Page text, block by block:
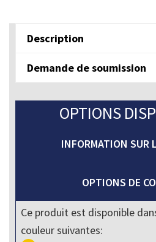
quantity
Description
Demande de soumission
OPTIONS
INFORMATION SUR
OPTIONS DE
Ce produit est disponible
couleur suivantes: